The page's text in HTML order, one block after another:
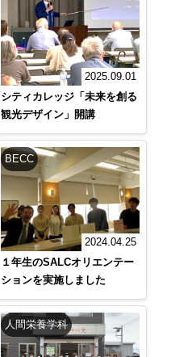
2025.09.01
シティカレッジ「未来を創る
観光デザイン」開講
BECC
2024.04.25
１年生のSALCオリエンテー
ションを実施しました
人間栄養学科